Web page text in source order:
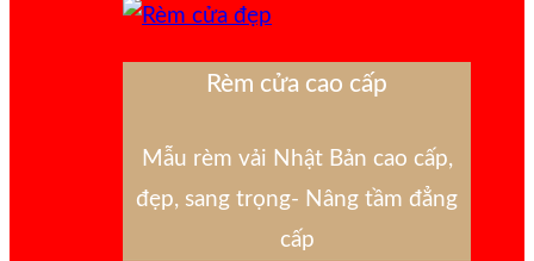
Rèm cửa cao cấp
Mẫu rèm vải Nhật Bản cao cấp,
đẹp, sang trọng- Nâng tầm đẳng
cấp